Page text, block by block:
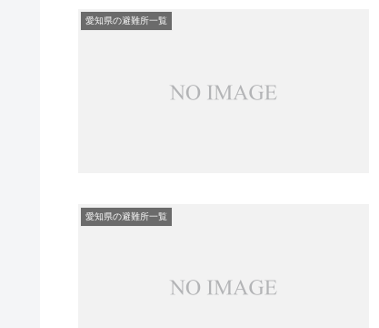
愛知県の避難所一覧
愛知県の避難所一覧